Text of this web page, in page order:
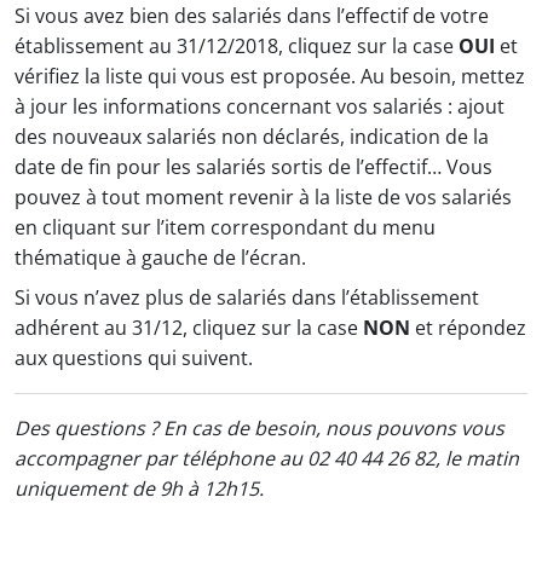
Si vous avez bien des salariés dans l’effectif de votre
établissement au 31/12/2018, cliquez sur la case OUI et
vérifiez la liste qui vous est proposée. Au besoin, mettez
à jour les informations concernant vos salariés : ajout
des nouveaux salariés non déclarés, indication de la
date de fin pour les salariés sortis de l’effectif… Vous
pouvez à tout moment revenir à la liste de vos salariés
en cliquant sur l’item correspondant du menu
thématique à gauche de l’écran.
Si vous n’avez plus de salariés dans l’établissement
adhérent au 31/12, cliquez sur la case NON et répondez
aux questions qui suivent.
Des questions ? En cas de besoin, nous pouvons vous
accompagner par téléphone au 02 40 44 26 82, le matin
uniquement de 9h à 12h15.